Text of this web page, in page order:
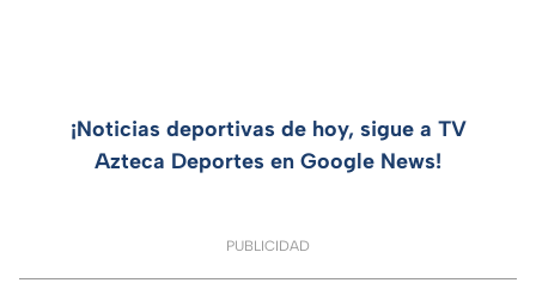
¡Noticias deportivas de hoy, sigue a TV
Azteca Deportes en Google News!
PUBLICIDAD